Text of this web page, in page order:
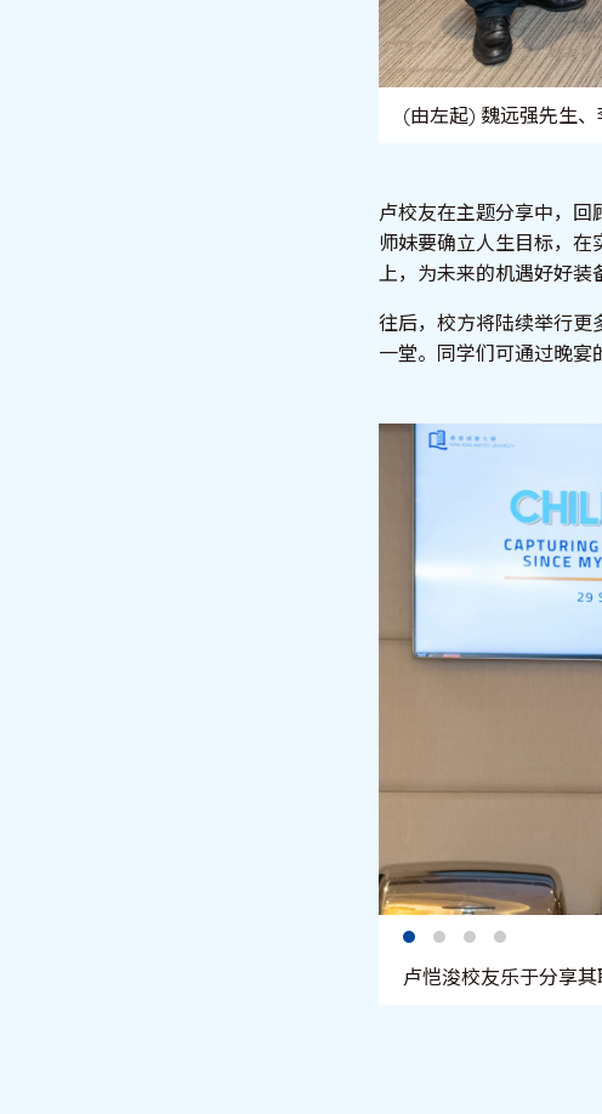
(由左起) 魏远强先生
卢校友在主题分享中，回
师妹要确立人生目标，
上，为未来的机遇好好装
往后，校方将陆续举行更
一堂。同学们可通过晚宴
卢恺浚校友乐于分享其